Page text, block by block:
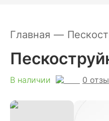
Главная —
В наличии 0